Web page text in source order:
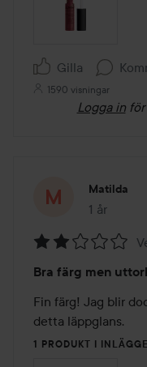
Gilla
1590 visningar
Logga in
Matilda
1 år
Inlägget
2
av
5
Bra färg men
Fin färg! Jag blir
detta läppglans.
1 PRODUKT I